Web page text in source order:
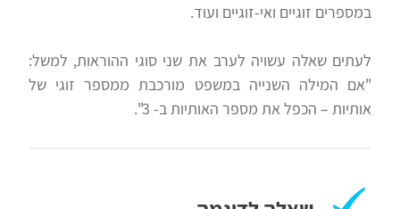
במספרים זוגיים ואי-זוגיים ועוד.
לעתים שאלה עשויה לערב את שני סוגי ההוראות, למשל:
"אם המילה השנייה במשפט מורכבת ממספר זוגי של
אותיות – הכפל את מספר האותיות ב- 3".